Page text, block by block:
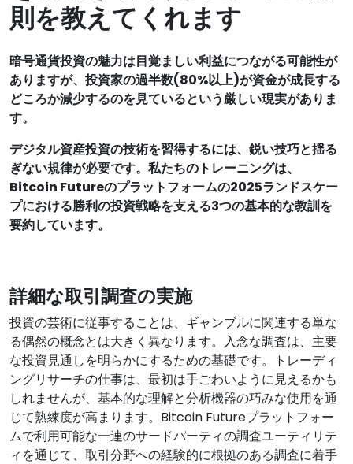
則を教えてくれます
暗号通貨投資の魅力は目覚ましい利益につながる可能性が
ありますが、投資家の過半数(80%以上)が資金が成長する
どころか減少するのを見ているという厳しい現実がありま
す。
デジタル資産投資の技術を習得するには、鋭い技巧と揺る
ぎない規律が必要です。私たちのトレーニングは、
Bitcoin Futureのプラットフォームの2025ランドスケー
プにおける勝利の投資戦略を支える3つの基本的な教訓を
要約しています。
詳細な取引調査の実施
投資の芸術に従事することは、ギャンブルに関連する単な
る偶然の概念とは大きく異なります。入念な調査は、主要
な投資見通しを明らかにするための基礎です。トレーディ
ングリサーチの仕事は、最初は手ごわいように見えるかも
しれませんが、基本的な理解と分析機器の巧みな使用を通
じて熟練度が高まります。Bitcoin Futureプラットフォー
ムで利用可能な一連のサードパーティの調査ユーティリテ
ィを通じて、取引分野への経験的に根拠のある調査に着手